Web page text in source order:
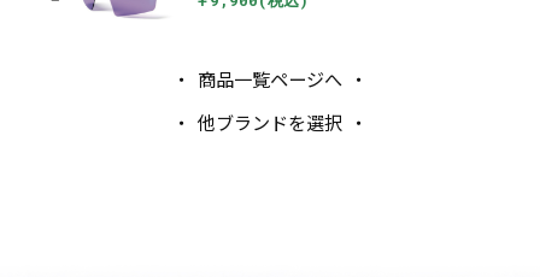
商品一覧ページへ
他ブランドを選択